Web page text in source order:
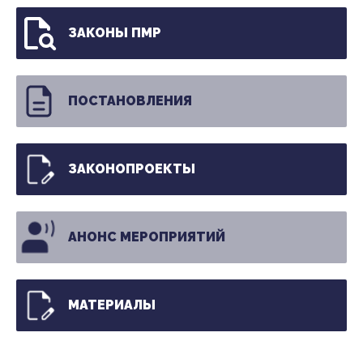
ЗАКОНЫ ПМР
ПОСТАНОВЛЕНИЯ
ЗАКОНОПРОЕКТЫ
АНОНС МЕРОПРИЯТИЙ
МАТЕРИАЛЫ